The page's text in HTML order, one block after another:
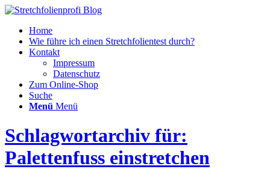
Home
Wie führe ich einen Stretchfolientest durch?
Kontakt
Impressum
Datenschutz
Zum Online-Shop
Suche
Menü Menü
Schlagwortarchiv für:
Palettenfuss einstretchen